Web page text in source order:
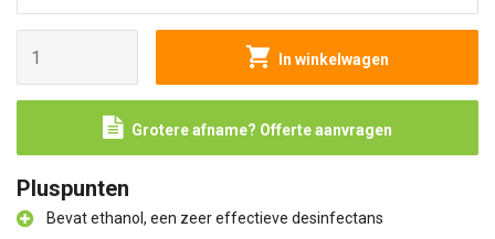
In winkelwagen
Grotere afname? Offerte aanvragen
Pluspunten
Bevat ethanol, een zeer effectieve desinfectans